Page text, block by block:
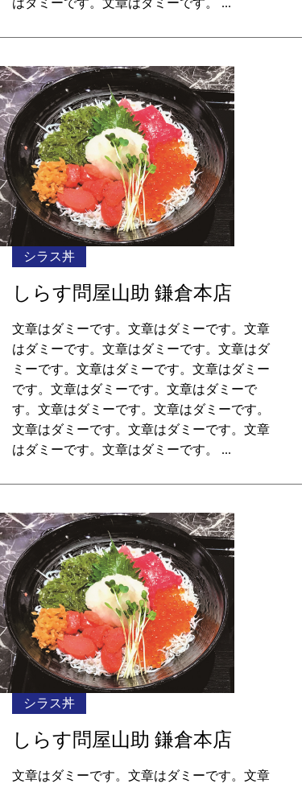
はダミーです。文章はダミーです。 ...
シラス丼
しらす問屋山助 鎌倉本店
文章はダミーです。文章はダミーです。文章
はダミーです。文章はダミーです。文章はダ
ミーです。文章はダミーです。文章はダミー
です。文章はダミーです。文章はダミーで
す。文章はダミーです。文章はダミーです。
文章はダミーです。文章はダミーです。文章
はダミーです。文章はダミーです。 ...
シラス丼
しらす問屋山助 鎌倉本店
文章はダミーです。文章はダミーです。文章